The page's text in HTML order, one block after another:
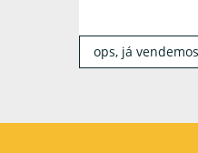
ops, já